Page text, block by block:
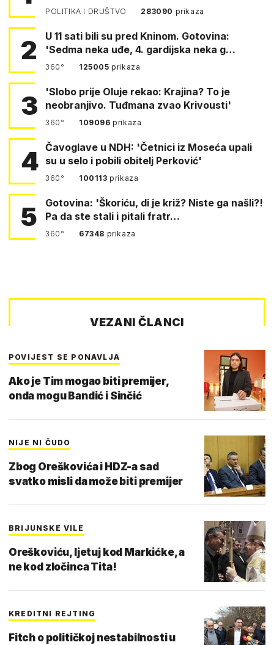
POLITIKA I DRUŠTVO 283090 prikaza
2
U 11 sati bili su pred Kninom. Gotovina:
'Sedma neka uđe, 4. gardijska neka g…
360° 125005prikaza
3
'Slobo prije Oluje rekao: Krajina? To je
neobranjivo. Tuđmana zvao Krivousti'
360° 109096prikaza
4 Čavoglave u NDH: 'Četnici iz Moseća upali
su u selo i pobili obitelj Perković'
360° 100113prikaza
5
Gotovina: 'Škoriću, di je križ? Niste ga našli?!
Pa da ste stali i pitali fratr…
360° 67348 prikaza
VEZANI ČLANCI
POVIJEST SE PONAVLJA
Ako je Tim mogao biti premijer,
onda mogu Bandić i Sinčić
NIJE NI ČUDO
Zbog Oreškovića i HDZ-a sad
svatko misli da može biti premijer
BRIJUNSKE VILE
Oreškoviću, ljetuj kod Markićke, a
ne kod zločinca Tita!
KREDITNI REJTING
Fitch o političkoj nestabilnosti u